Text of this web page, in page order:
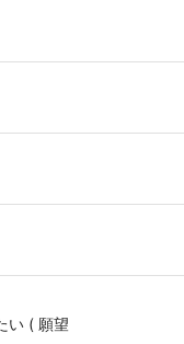
い ( 願望